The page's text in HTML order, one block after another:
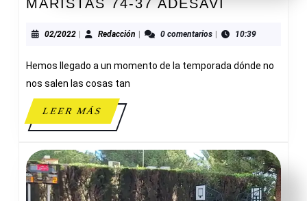
MARISTAS 74-37 ADESAVI
37
02/202202/2022
| Redacción Redacción
| 0 comentarios | 10:39
Hemos llegado a un momento de la temporada dónde no
nos salen las cosas tan
LEER MÁSLEER
MÁS